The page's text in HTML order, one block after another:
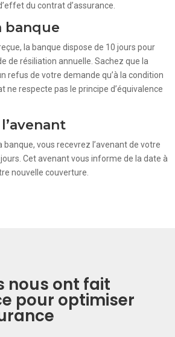
du contrat d’assurance.
banque
la banque dispose de 10 jours pour
de résiliation annuelle. Sachez que la
refus de votre demande qu’à la condition
ne respecte pas le principe d’équivalence
banque, vous recevrez l’avenant de votre
Cet avenant vous informe de la date à
nouvelle couverture.
nous ont fait
pour optimiser